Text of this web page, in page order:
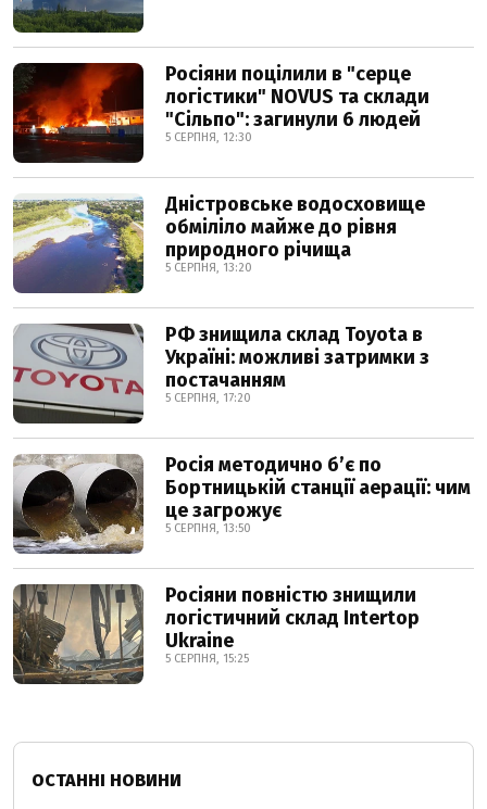
Росіяни поцілили в "серце
логістики" NOVUS та склади
"Сільпо": загинули 6 людей
5 СЕРПНЯ, 12:30
Дністровське водосховище
обміліло майже до рівня
природного річища
5 СЕРПНЯ, 13:20
РФ знищила склад Toyota в
Україні: можливі затримки з
постачанням
5 СЕРПНЯ, 17:20
Росія методично б’є по
Бортницькій станції аерації: чим
це загрожує
5 СЕРПНЯ, 13:50
Росіяни повністю знищили
логістичний склад Intertop
Ukraine
5 СЕРПНЯ, 15:25
ОСТАННІ НОВИНИ